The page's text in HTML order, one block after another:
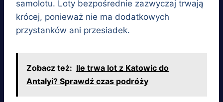
samolotu. Loty bezpośrednie zazwyczaj trwają
krócej, ponieważ nie ma dodatkowych
przystanków ani przesiadek.
Zobacz też: Ile trwa lot z Katowic do
Antalyi? Sprawdź czas podróży